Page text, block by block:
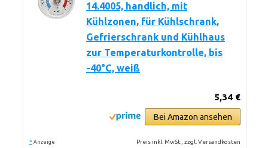
14.4005, handlich, mit
Kühlzonen, für Kühlschrank,
Gefrierschrank und Kühlhaus
zur Temperaturkontrolle, bis
-40°C, weiß
5,34 €
Bei Amazon ansehen
* Anzeige Preis inkl. MwSt., zzgl. Versandkosten